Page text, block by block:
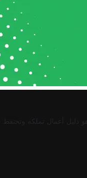
دليل أعمال تملكه وتحتفظ